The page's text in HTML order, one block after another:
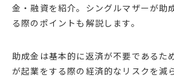
金・融資を紹介。シングルマザーが助
る際のポイントも解説します。
助成金は基本的に返済が不要であるた
が起業をする際の経済的なリスクを減